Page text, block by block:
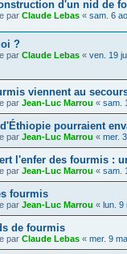
d'un nid de
par Claude Lebas « sam. 6
?
par Claude Lebas « ven. 19
viennent au
par Jean-Luc Marrou « sam.
pourraient
par Jean-Luc Marrou « mer.
l'enfer des fourmis :
par Jean-Luc Marrou « sam.
fourmis
par Jean-Luc Marrou « lun. 9
de fourmis
par Claude Lebas « mer. 9